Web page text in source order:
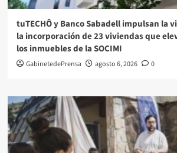
tuTECHÔ y Banco Sabadell impulsan la
la incorporación de 23 viviendas que
los inmuebles de la SOCIMI
GabinetedePrensa agosto 6, 2026 0